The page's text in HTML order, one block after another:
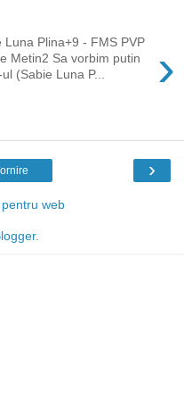
›
Luna Plina+9 - FMS PVP
Metin2 Sa vorbim putin
Luna P...
›
web
.